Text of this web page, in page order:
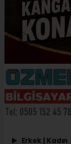
Erkek | Kadın